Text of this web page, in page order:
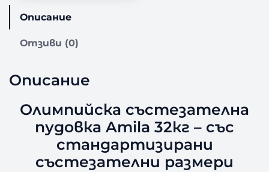
О
и
м
Описание
Отзиви (0)
Описание
Олимпийска състезателна
пудовка Amila 32кг – със
стандартизирани
състезателни размери